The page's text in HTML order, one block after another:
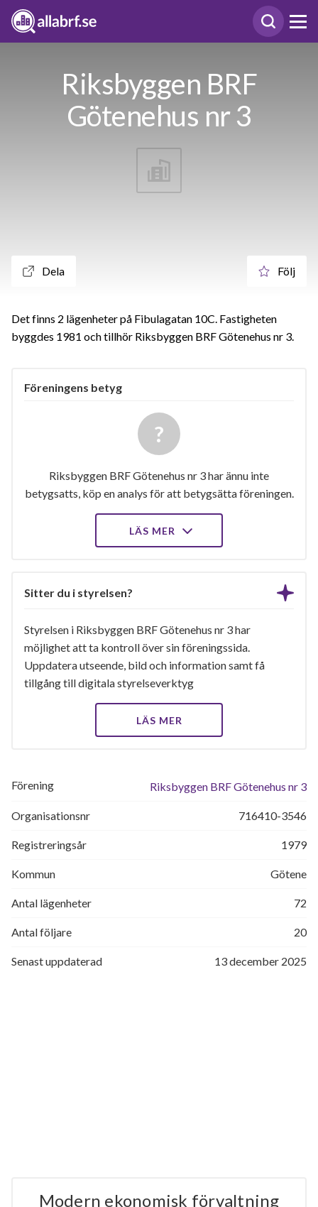
Riksbyggen BRF
Götenehus nr 3
Dela Följ
Det finns 2 lägenheter på Fibulagatan 10C. Fastigheten
byggdes 1981 och tillhör Riksbyggen BRF Götenehus nr 3.
Föreningens betyg
Riksbyggen BRF Götenehus nr 3 har ännu inte
betygsatts, köp en analys för att betygsätta föreningen.
LÄS MER
Sitter du i styrelsen?
Styrelsen i Riksbyggen BRF Götenehus nr 3 har
möjlighet att ta kontroll över sin föreningssida.
Uppdatera utseende, bild och information samt få
tillgång till digitala styrelseverktyg
LÄS MER
Förening Riksbyggen BRF Götenehus nr 3
Organisationsnr 716410-3546
Registreringsår 1979
Kommun Götene
Antal lägenheter 72
Antal följare 20
Senast uppdaterad 13 december 2025
Modern ekonomisk förvaltning